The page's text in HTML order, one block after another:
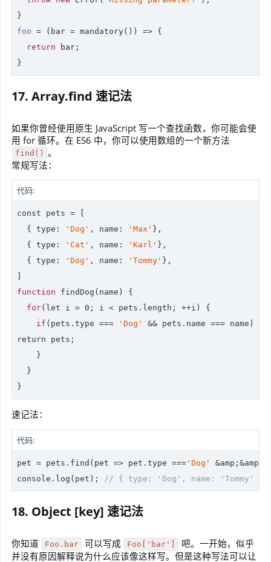
foo = (bar = mandatory()) => {
return bar;
}
17. Array.find 速记法
如果你曾经使用原生 JavaScript 写一个查找函数，你可能会使
用 for 循环。在 ES6 中，你可以使用数组的一个新方法
find() 。
常规写法：
代码:
const pets = [
  {
type : 'Dog' , name: 'Max' },
  {
type : 'Cat' , name: 'Karl' },
  {
type : 'Dog' , name: 'Tommy' },
function findDog(name) {
for( let i = 0; i < pets.length; ++i) {
if (pets.type === 'Dog'
return pets;
    }
  }
}
速记法：
代码:
pet = pets.find( pet => pet.type === 'Dog'
console .log(pet); // { type: 'Dog', name: 'Tommy' }
18. Object [key] 速记法
你知道 Foo.bar 可以写成 Foo['bar']
吧。一开始，似乎
并没有原因解释说为什么应该像这样写。但是这种写法可以让